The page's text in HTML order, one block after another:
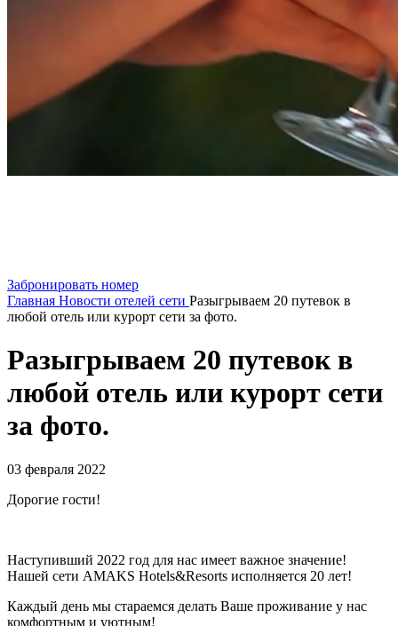
Забронировать номер
Главная Новости отелей сети Разыгрываем 20 путевок в
любой отель или курорт сети за фото.
Разыгрываем 20 путевок в
любой отель или курорт сети
за фото.
03 февраля 2022
Дорогие гости!
Наступивший 2022 год для нас имеет важное значение!
Нашей сети AMAKS Hotels&Resorts исполняется 20 лет!
Каждый день мы стараемся делать Ваше проживание у нас
комфортным и уютным!